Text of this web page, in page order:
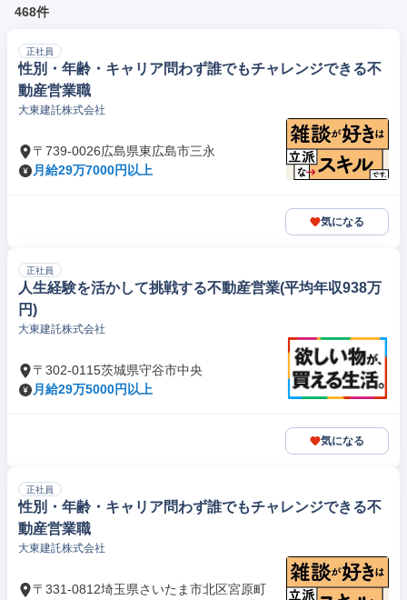
468件
正社員
性別・年齢・キャリア問わず誰でもチャレンジできる不
動産営業職
大東建託株式会社
〒739-0026広島県東広島市三永
月給29万7000円以上
気になる
正社員
人生経験を活かして挑戦する不動産営業(平均年収938万
円)
大東建託株式会社
〒302-0115茨城県守谷市中央
月給29万5000円以上
気になる
正社員
性別・年齢・キャリア問わず誰でもチャレンジできる不
動産営業職
大東建託株式会社
〒331-0812埼玉県さいたま市北区宮原町